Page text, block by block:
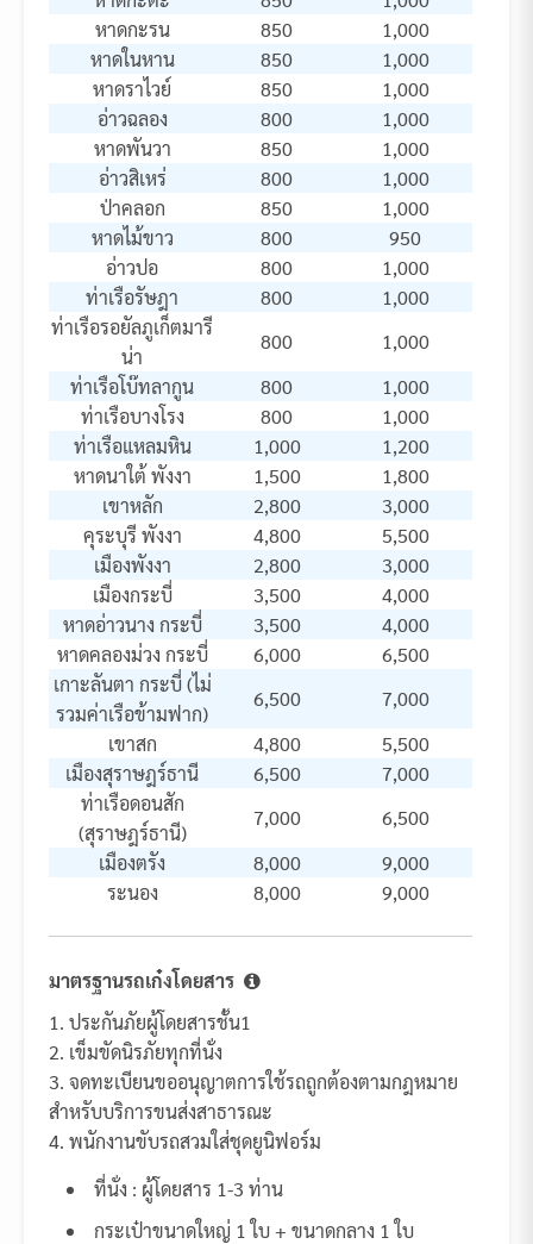
หาดกะรน
850
1,000
หาดในหาน
850
1,000
หาดราไวย์
850
1,000
อ่าวฉลอง
800
1,000
หาดพันวา
850
1,000
อ่าวสิเหร่
800
1,000
ป่าคลอก
850
1,000
หาดไม้ขาว
800
950
อ่าวปอ
800
1,000
ท่าเรือรัษฎา
800
1,000
ท่าเรือรอยัลภูเก็ตมารี
น่า
800
1,000
ท่าเรือโบ๊ทลากูน
800
1,000
ท่าเรือบางโรง
800
1,000
ท่าเรือแหลมหิน
1,000
1,200
หาดนาใต้ พังงา
1,500
1,800
เขาหลัก
2,800
3,000
คุระบุรี พังงา
4,800
5,500
เมืองพังงา
2,800
3,000
เมืองกระบี่
3,500
4,000
หาดอ่าวนาง กระบี่
3,500
4,000
หาดคลองม่วง กระบี่
6,000
6,500
เกาะลันตา กระบี่ (ไม่
รวมค่าเรือข้ามฟาก)
6,500
7,000
เขาสก
4,800
5,500
เมืองสุราษฎร์ธานี
6,500
7,000
ท่าเรือดอนสัก
(สุราษฎร์ธานี)
7,000
6,500
เมืองตรัง
8,000
9,000
ระนอง
8,000 9,000
มาตรฐานรถเก๋งโดยสาร
1. ประกันภัยผู้โดยสารชั้น1
2. เข็มขัดนิรภัยทุกที่นั่ง
3. จดทะเบียนขออนุญาตการใช้รถถูกต้องตามกฎหมาย
สำหรับบริการขนส่งสาธารณะ
4. พนักงานขับรถสวมใส่ชุดยูนิฟอร์ม
ที่นั่ง : ผู้โดยสาร 1-3 ท่าน
กระเป๋าขนาดใหญ่ 1 ใบ + ขนาดกลาง 1 ใบ